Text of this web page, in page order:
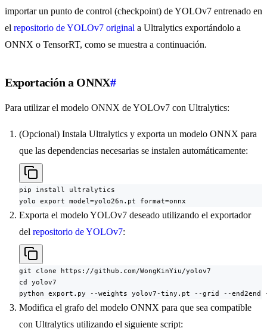
importar un punto de control (checkpoint) de YOLOv7 entrenado en
el repositorio de YOLOv7 original a Ultralytics exportándolo a
ONNX o TensorRT, como se muestra a continuación.
Exportación a ONNX#
Para utilizar el modelo ONNX de YOLOv7 con Ultralytics:
(Opcional) Instala Ultralytics y exporta un modelo ONNX para
que las dependencias necesarias se instalen automáticamente:
pip install ultralytics
yolo export model=yolo26n.pt format=onnx
Exporta el modelo YOLOv7 deseado utilizando el exportador
del repositorio de YOLOv7:
git clone https://github.com/WongKinYiu/yolov7
cd yolov7
python export.py --weights yolov7-tiny.pt --grid --
Modifica el grafo del modelo ONNX para que sea compatible
con Ultralytics utilizando el siguiente script: